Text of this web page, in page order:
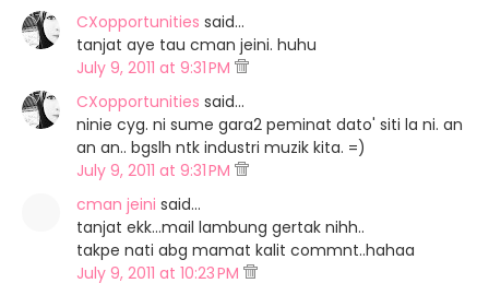
CXopportunities said…
tanjat aye tau cman jeini. huhu
July 9, 2011 at 9:31 PM
CXopportunities said…
ninie cyg. ni sume gara2 peminat dato' siti la ni. an
an an.. bgslh ntk industri muzik kita. =)
July 9, 2011 at 9:31 PM
cman jeini said…
tanjat ekk...mail lambung gertak nihh..
takpe nati abg mamat kalit commnt..hahaa
July 9, 2011 at 10:23 PM